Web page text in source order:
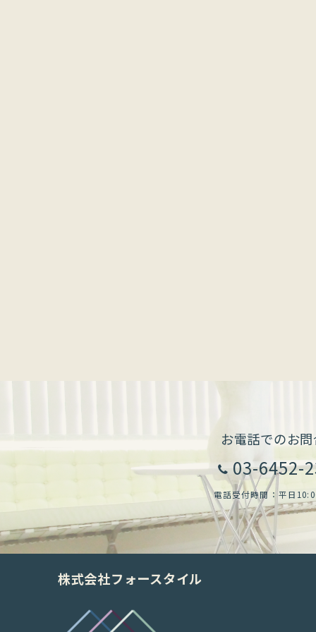
お電話でのお
03-6452-
電話受付時間：平日
株式会社フォースタイル